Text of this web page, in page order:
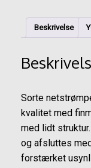
Beskrivelse
Sorte
kvalitet med
med lidt
og afsluttes
forstærket